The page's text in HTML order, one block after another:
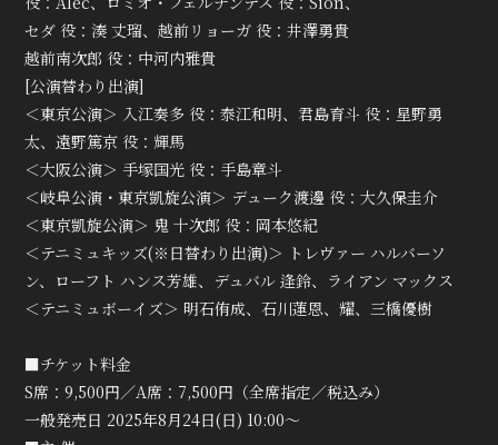
セダ 役：湊 丈瑠、越前リョーガ 役：井澤勇貴
越前南次郎 役：中河内雅貴
[公演替わり出演]
＜東京公演＞ 入江奏多 役：泰江和明、君島育斗 役：星野勇
太、遠野篤京 役：輝馬
＜大阪公演＞ 手塚国光 役：手島章斗
＜岐阜公演・東京凱旋公演＞ デューク渡邊 役：大久保圭介
＜東京凱旋公演＞ 鬼 十次郎 役：岡本悠紀
＜テニミュキッズ(※日替わり出演)＞ トレヴァー ハルバーソ
ン、ローフト ハンス芳雄、デュバル 逢鈴、ライアン マックス
＜テニミュボーイズ＞ 明石侑成、石川蓮恩、耀、三橋優樹
■チケット料金
S席：9,500円／A席：7,500円（全席指定／税込み）
一般発売日 2025年8月24日(日) 10:00～